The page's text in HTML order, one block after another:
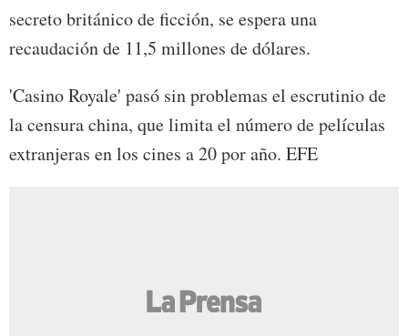
secreto británico de ficción, se espera una
recaudación de 11,5 millones de dólares.
'Casino Royale' pasó sin problemas el escrutinio de
la censura china, que limita el número de películas
extranjeras en los cines a 20 por año. EFE